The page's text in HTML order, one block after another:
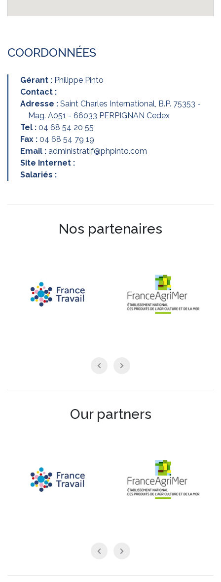
COORDONNÉES
Gérant : Philippe Pinto
Contact :
Adresse : Saint Charles International, B.P. 75353 -
Mag. A051 - 66033 PERPIGNAN Cedex
Tel : 04 68 54 20 55
Fax : 04 68 54 79 19
Email : administratif@phpinto.com
Site Internet :
Salariés :
Nos partenaires
Our partners